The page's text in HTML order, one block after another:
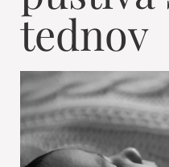
tednov